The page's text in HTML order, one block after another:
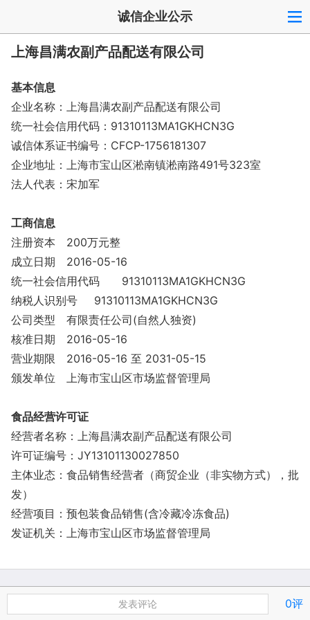
诚信企业公示
上海昌满农副产品配送有限公司
基本信息
企业名称：上海昌满农副产品配送有限公司
统一社会信用代码：91310113MA1GKHCN3G
诚信体系证书编号：CFCP-1756181307
企业地址：上海市宝山区淞南镇淞南路491号323室
法人代表：宋加军
工商信息
注册资本
200万元整
成立日期
2016-05-16
统一社会信用代码
91310113MA1GKHCN3G
纳税人识别号
91310113MA1GKHCN3G
公司类型
有限责任公司(自然人独资)
核准日期
2016-05-16
营业期限
2016-05-16 至 2031-05-15
颁发单位
上海市宝山区市场监督管理局
食品经营许可证
经营者名称：上海昌满农副产品配送有限公司
许可证编号：JY13101130027850
主体业态：食品销售经营者（商贸企业（非实物方式），批
发）
经营项目：预包装食品销售(含冷藏冷冻食品)
发证机关：上海市宝山区市场监督管理局
发表评论 0评